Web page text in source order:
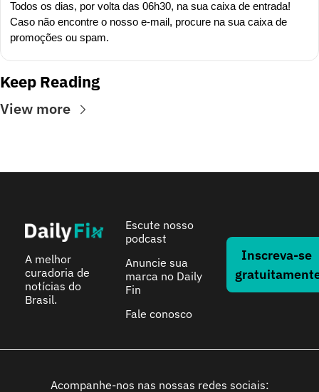
Todos os dias, por volta das 06h30, na sua caixa de entrada!
Caso não encontre o nosso e-mail, procure na sua caixa de
promoções ou spam.
Keep Reading
View more
A melhor
curadoria de
notícias do
Brasil.
Escute nosso
podcast
Anuncie sua
marca no Daily
Fin
Fale conosco
Inscreva-se
Acompanhe-nos nas nossas redes sociais: